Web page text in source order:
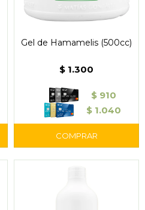
Gel de Hamamelis (500cc)
$ 1.300
$ 910
$ 1.040